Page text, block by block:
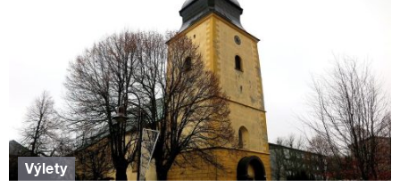
Výlety